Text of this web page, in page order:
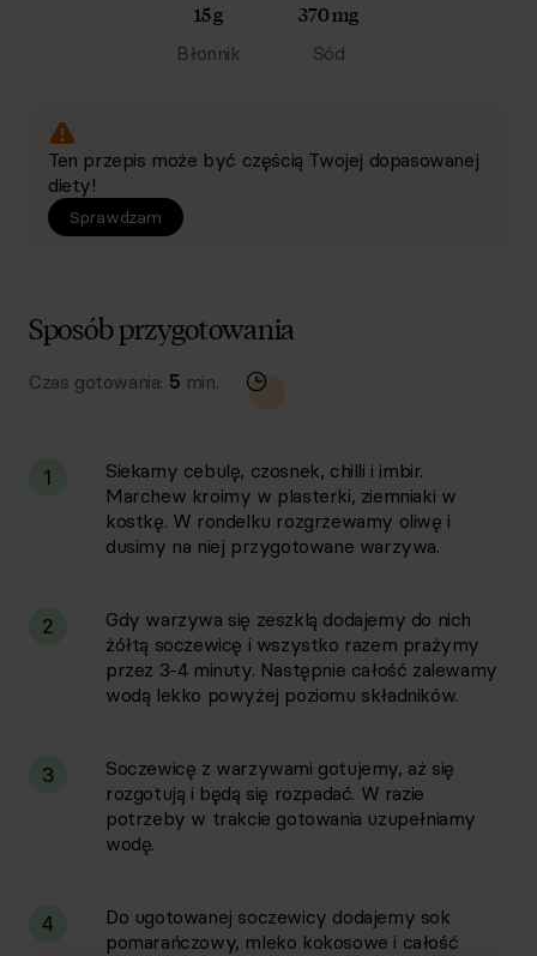
15 g
Błonnik
370 mg
Sód
Ten przepis może być częścią Twojej dopasowanej
diety!
Sprawdzam
Sposób przygotowania
Czas gotowania: 5 min.
1
Siekamy cebulę, czosnek, chilli i imbir.
Marchew kroimy w plasterki, ziemniaki w
kostkę. W rondelku rozgrzewamy oliwę i
dusimy na niej przygotowane warzywa.
2
Gdy warzywa się zeszklą dodajemy do nich
żółtą soczewicę i wszystko razem prażymy
przez 3-4 minuty. Następnie całość zalewamy
wodą lekko powyżej poziomu składników.
3
Soczewicę z warzywami gotujemy, aż się
rozgotują i będą się rozpadać. W razie
potrzeby w trakcie gotowania uzupełniamy
wodę.
4
Do ugotowanej soczewicy dodajemy sok
pomarańczowy, mleko kokosowe i całość